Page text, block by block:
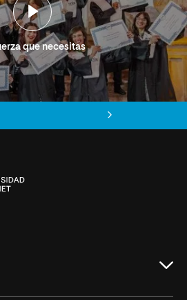
que necesitas